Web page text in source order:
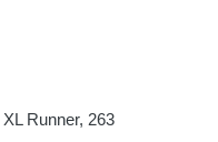
Runner, 263